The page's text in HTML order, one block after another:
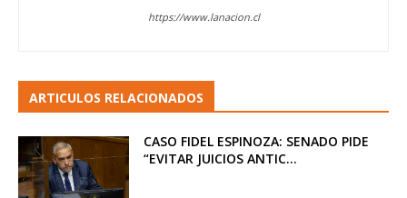
https://www.lanacion.cl
ARTICULOS RELACIONADOS
CASO FIDEL ESPINOZA: SENADO PIDE
“EVITAR JUICIOS ANTIC...